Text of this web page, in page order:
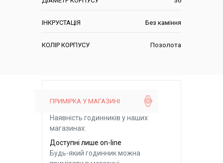
ІНКРУСТАЦІЯ Без каміння
КОЛІР КОРПУСУ Позолота
ПРИМІРКА У МАГАЗИНІ
Наявність годинників у наших
магазинах:
Доступні лише on-line
Будь-який годинник можна